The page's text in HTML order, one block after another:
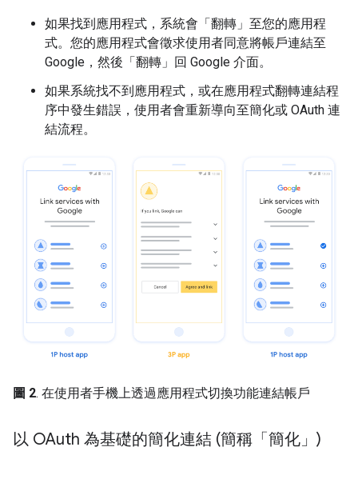
如果找到應用程式，系統會「翻轉」至您的應用程
式。您的應用程式會徵求使用者同意將帳戶連結至
Google，然後「翻轉」回 Google 介面。
如果系統找不到應用程式，或在應用程式翻轉連結程
序中發生錯誤，使用者會重新導向至簡化或 OAuth 連
結流程。
圖 2. 在使用者手機上透過應用程式切換功能連結帳戶
以 OAuth 為基礎的簡化連結 (簡稱「簡化」)